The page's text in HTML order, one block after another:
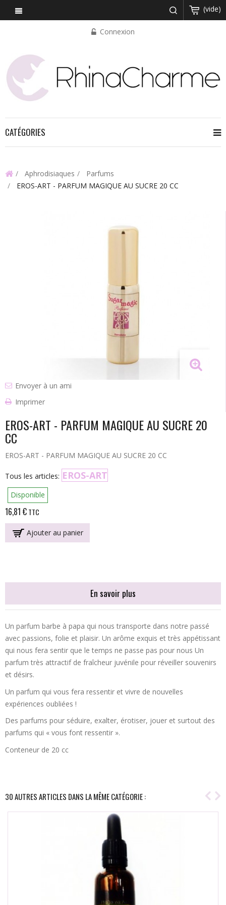
(vide)
Connexion
CATÉGORIES
Aphrodisiaques
Parfums
EROS-ART - PARFUM MAGIQUE AU SUCRE 20 CC
Envoyer à un ami
Imprimer
EROS-ART - PARFUM MAGIQUE AU SUCRE 20
CC
EROS-ART - PARFUM MAGIQUE AU SUCRE 20 CC
Tous les articles: EROS-ART
Disponible
16,81 €TTC
Ajouter au panier
En savoir plus
Un parfum barbe à papa qui nous transporte dans notre passé
avec passions, folie et plaisir. Un arôme exquis et très appétissant
qui nous fera sentir que le temps ne passe pas pour nous Un
parfum très attractif de fraîcheur juvénile pour réveiller souvenirs
et désirs.
Un parfum qui vous fera ressentir et vivre de nouvelles
expériences oubliées !
Des parfums pour séduire, exalter, érotiser, jouer et surtout des
parfums qui « vous font ressentir ».
Conteneur de 20 cc
30 AUTRES ARTICLES DANS LA MÊME CATÉGORIE :